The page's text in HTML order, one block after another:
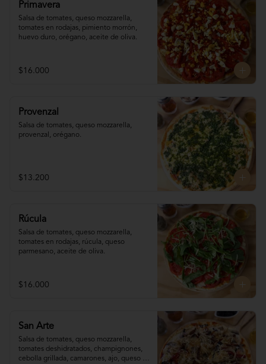
Primavera
Salsa de tomates, queso mozzarella,
tomates en rodajas, pimiento morrón,
huevo duro, orégano, aceite de oliva.
$16.000
Provenzal
Salsa de tomates, queso mozzarella,
provenzal, orégano.
$13.200
Rúcula
Salsa de tomates, queso mozzarella,
tomates en rodajas, rúcula, queso
parmesano, aceite de oliva.
$16.000
San Arte
Salsa de tomates, queso mozzarella,
tomates deshidratados, champignones,
cebolla grillada, camarones, ajo, queso